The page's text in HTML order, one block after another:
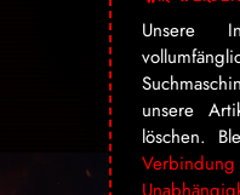
bildet
keine
mehr
Unsere
unsere
löschen.
Verbindung